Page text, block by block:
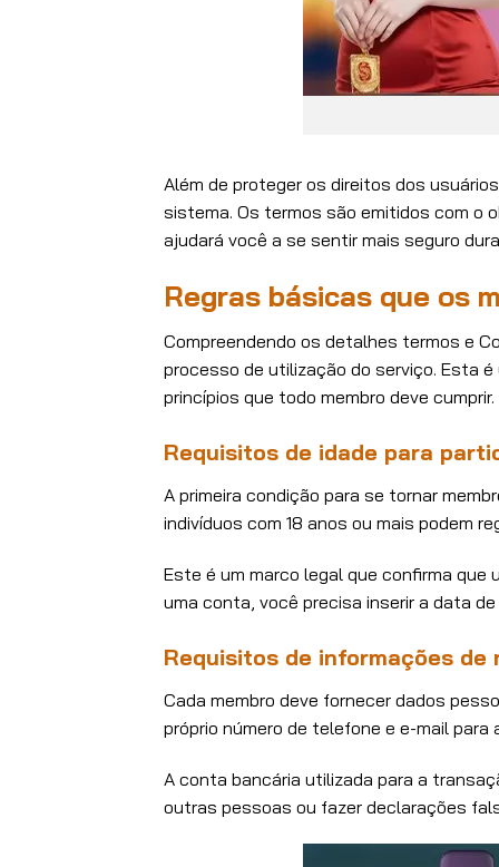
Além de proteger os direitos dos
sistema. Os termos são emitidos com o
ajudará você a se sentir mais seguro
Regras básicas que os
Compreendendo os detalhes termos e
processo de utilização do serviço. Esta
princípios que todo membro deve cumprir.
Requisitos de idade para
A primeira condição para se tornar
indivíduos com 18 anos ou mais podem
Este é um marco legal que confirma que
uma conta, você precisa inserir a data
Requisitos de informações de
Cada membro deve fornecer dados
próprio número de telefone e e-mail
A conta bancária utilizada para a
outras pessoas ou fazer declarações